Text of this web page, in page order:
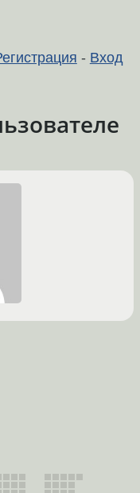
- Вход